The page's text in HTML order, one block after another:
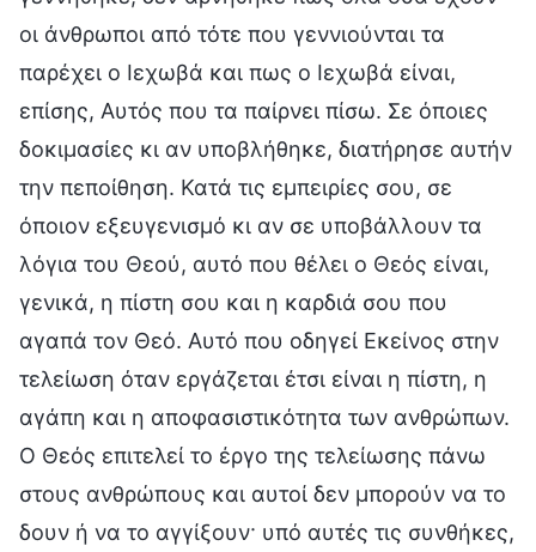
οι άνθρωποι από τότε που γεννιούνται τα
παρέχει ο Ιεχωβά και πως ο Ιεχωβά είναι,
επίσης, Αυτός που τα παίρνει πίσω. Σε όποιες
δοκιμασίες κι αν υποβλήθηκε, διατήρησε αυτήν
την πεποίθηση. Κατά τις εμπειρίες σου, σε
όποιον εξευγενισμό κι αν σε υποβάλλουν τα
λόγια του Θεού, αυτό που θέλει ο Θεός είναι,
γενικά, η πίστη σου και η καρδιά σου που
αγαπά τον Θεό. Αυτό που οδηγεί Εκείνος στην
τελείωση όταν εργάζεται έτσι είναι η πίστη, η
αγάπη και η αποφασιστικότητα των ανθρώπων.
Ο Θεός επιτελεί το έργο της τελείωσης πάνω
στους ανθρώπους και αυτοί δεν μπορούν να το
δουν ή να το αγγίξουν· υπό αυτές τις συνθήκες,